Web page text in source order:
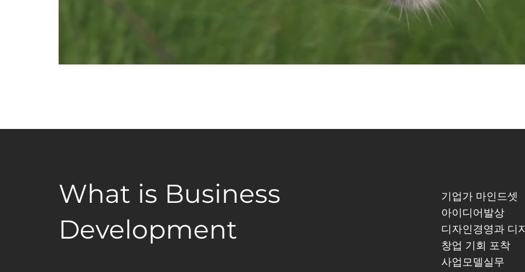
What is Business
Development
기업가 마인드셋
아이디어발상
디자인경영과 디
창업 기회 포착
사업모델실무